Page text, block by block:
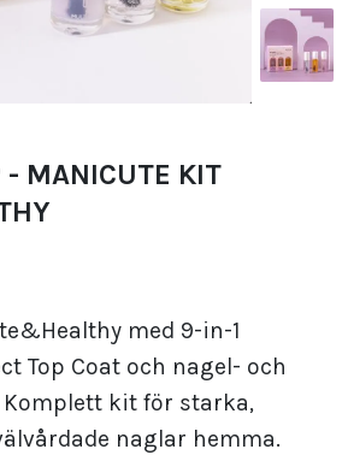
MANICUTE KIT
med 9-in-1
Top Coat och nagel- och
kit för starka,
naglar hemma.